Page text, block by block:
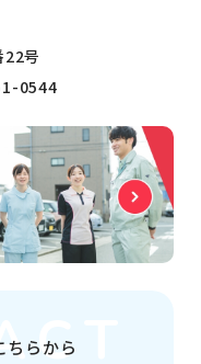
22号
0544
ちらから